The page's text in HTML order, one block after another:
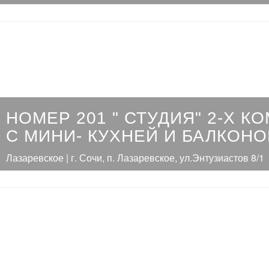
НОМЕР 201 " СТУДИЯ" 2-Х
С МИНИ- КУХНЕЙ И
Лазаревское | г. Сочи, п. Лазаревское, ул.Энтузиастов 8/1